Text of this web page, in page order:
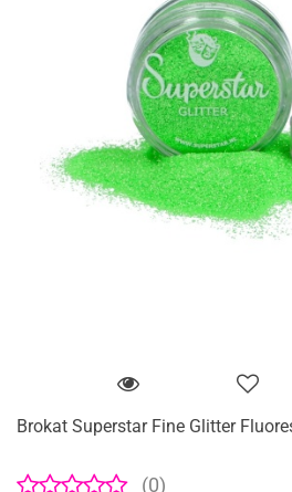
Brokat Superstar Fine Glitter
(0)